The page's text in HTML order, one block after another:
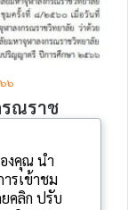
๖
ณราช
สมัครพระ
ต่อระดับ
งคุณ นำ
รเข้าชม
คลิก ปรับ